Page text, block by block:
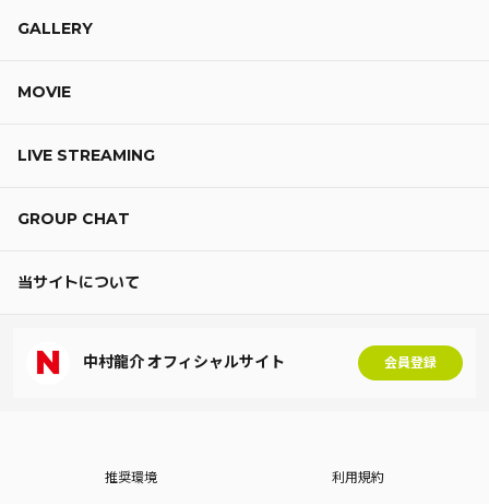
GALLERY
MOVIE
LIVE STREAMING
GROUP CHAT
当サイトについて
中村龍介 オフィシャルサイト 会員登録
推奨環境 利用規約